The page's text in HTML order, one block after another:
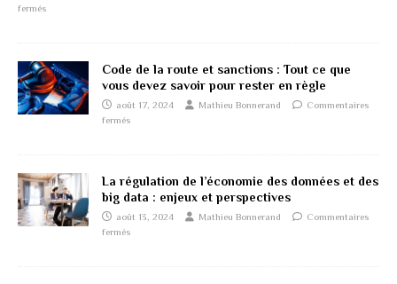
fermés
Code de la route et sanctions : Tout ce que
vous devez savoir pour rester en règle
août 17, 2024 Mathieu Bonnerand
Commentaires
fermés
La régulation de l’économie des données et des
big data : enjeux et perspectives
août 13, 2024 Mathieu Bonnerand
Commentaires
fermés